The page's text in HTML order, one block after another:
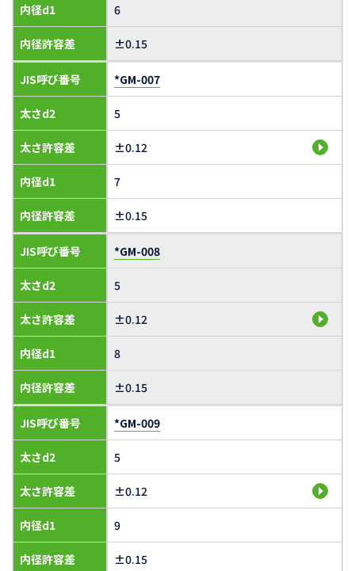
内径d1
内径許容差
6
±0.15
JIS呼び番号
太さd2
太さ許容差
内径d1
内径許容差
*GM-007
5
±0.12
7
±0.15
JIS呼び番号
太さd2
太さ許容差
内径d1
内径許容差
*GM-008
5
±0.12
8
±0.15
JIS呼び番号
太さd2
太さ許容差
内径d1
内径許容差
*GM-009
5
±0.12
9
±0.15